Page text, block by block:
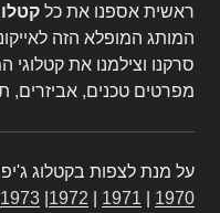
ראשית אספנו את כל
המותג המופלא הזה
סרקנו וצילמנו את קטלוגי
מפרטים טכנים, אביזרים,
על מנת לצפות בקטלוג
1970
1971
1972
1973